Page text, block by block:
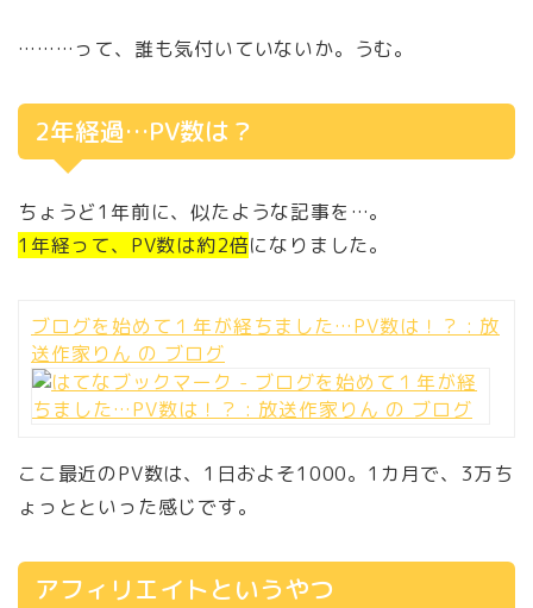
………って、誰も気付いていないか。うむ。
2年経過…PV数は？
ちょうど1年前に、似たような記事を…。
1年経って、PV数は約2倍になりました。
ブログを始めて１年が経ちました…PV数は！？ : 放
送作家りん の ブログ
ここ最近のPV数は、1日およそ1000。1カ月で、3万ち
ょっとといった感じです。
アフィリエイトというやつ